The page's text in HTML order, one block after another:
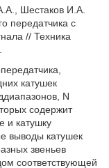
Шестаков И.А.
передатчика с
// Техника
катушек
N
содержит
и катушку
выводы катушек
звеньев
соответствующей